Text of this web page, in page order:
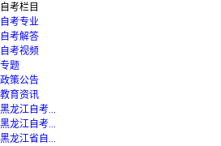
自考栏目
自考专业
自考解答
自考视频
专题
政策公告
教育资讯
黑龙江自考...
黑龙江自考...
黑龙江省自...